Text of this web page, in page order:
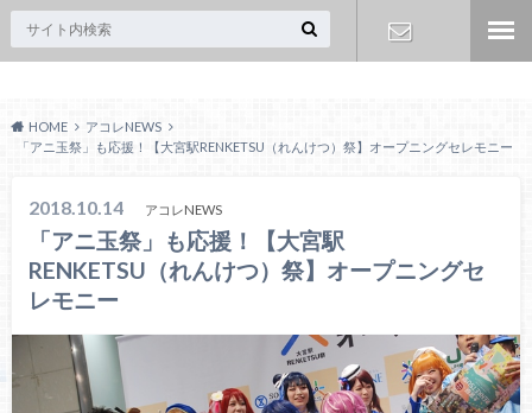
せ
HOME
アコレNEWS
「アニ玉祭」も応援！【大宮駅RENKETSU（れんけつ）祭】オープニングセレモニー
2018.10.14 アコレNEWS
「アニ玉祭」も応援！【大宮駅
RENKETSU（れんけつ）祭】オープニングセ
レモニー